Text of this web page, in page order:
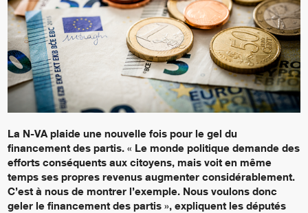
La N-VA plaide une nouvelle fois pour le gel du
financement des partis. « Le monde politique demande des
efforts conséquents aux citoyens, mais voit en même
temps ses propres revenus augmenter considérablement.
C’est à nous de montrer l’exemple. Nous voulons donc
geler le financement des partis », expliquent les députés